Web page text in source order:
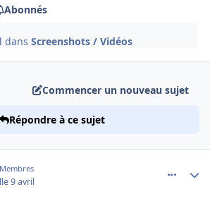
Abonnés
dansScreenshots / Vidéos
Commencer un nouveau sujet
Répondre à ce sujet
Membres
le 9 avril